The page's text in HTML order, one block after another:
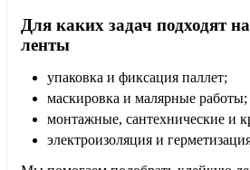
Для каких задач подходят
ленты
упаковка и фиксация паллет;
маскировка и малярные работы;
монтажные, сантехнические и
электроизоляция и